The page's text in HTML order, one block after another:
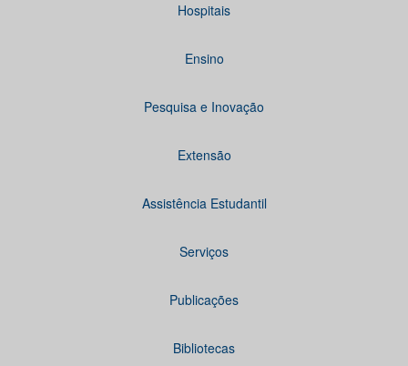
Hospitais
Ensino
Pesquisa e Inovação
Extensão
Assistência Estudantil
Serviços
Publicações
Bibliotecas